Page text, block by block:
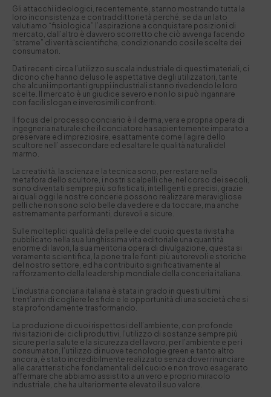
Gli attacchi ideologici, recentemente, stanno mostrando tutta la
loro inconsistenza e contraddittorietà perché, se da un lato
valutiamo “fisiologica” l’aspirazione a conquistare posizioni di
mercato, dall’altro è davvero scorretto che ciò avvenga facendo
“strame” di verità scientifiche, condizionando cosi le scelte dei
consumatori.
Dati recenti circa l’utilizzo su scala industriale di questi materiali, ci
dicono che hanno deluso le aspettative degli utilizzatori, tante
che alcuni importanti gruppi industriali stanno rivedendo le loro
scelte. Il mercato è un giudice severo e non lo si può ingannare
con facili slogan e inverosimili confronti.
Il focus del processo conciario è il derma, vera e propria opera di
ingegneria naturale che il conciatore ha sapientemente imparato a
preservare ed impreziosire, esattamente come l’agire dello
scultore nell’ assecondare ed esaltare le qualità naturali del
marmo.
La creatività, la scienza e la tecnica sono, per restare nella
metafora dello scultore, i nostri scalpelli che, nel corso dei secoli,
sono diventati sempre più sofisticati, intelligenti e precisi, grazie
ai quali oggi le nostre concerie possono realizzare meravigliose
pelli che non sono solo belle da vedere e da toccare, ma anche
estremamente performanti, durevoli e sicure.
Sulle molteplici qualità della pelle e del cuoio questa rivista ha
pubblicato nella sua lunghissima vita editoriale una quantità
enorme di lavori, la sua meritoria opera di divulgazione, questa si
veramente scientifica, la pone tra le fonti più autorevoli e storiche
del nostro settore, ed ha contribuito significativamente al
rafforzamento della leadership mondiale della conceria italiana.
L’industria conciaria italiana è stata in grado in questi ultimi
trent’anni di cogliere le sfide e le opportunità di una società che si
sta profondamente trasformando.
La produzione di cuoi rispettosi dell’ambiente, con profonde
rivisitazioni dei cicli produttivi, l’utilizzo di sostanze sempre più
sicure per la salute e la sicurezza del lavoro, per l’ambiente e per i
consumatori, l’utilizzo di nuove tecnologie green e tanto altro
ancora, è stato incredibilmente realizzato senza dover rinunciare
alle caratteristiche fondamentali del cuoio e non trovo esagerato
affermare che abbiamo assistito a un vero e proprio miracolo
industriale, che ha ulteriormente elevato il suo valore.